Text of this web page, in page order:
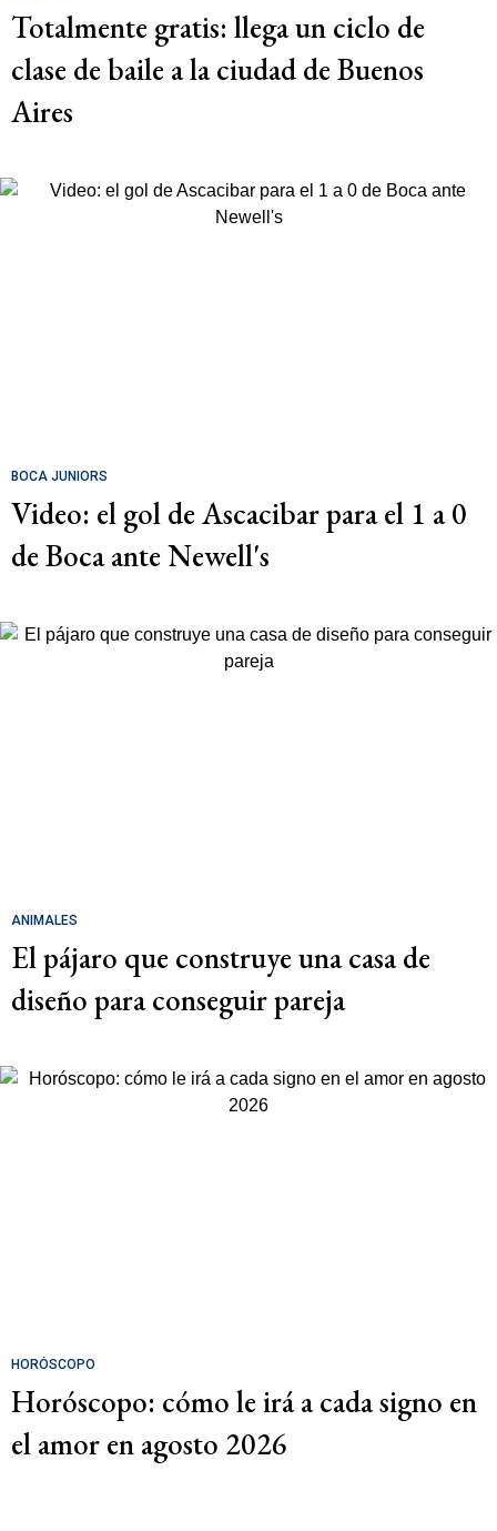
Totalmente gratis: llega un ciclo de
clase de baile a la ciudad de Buenos
Aires
BOCA JUNIORS
Video: el gol de Ascacibar para el 1 a 0
de Boca ante Newell's
ANIMALES
El pájaro que construye una casa de
diseño para conseguir pareja
HORÓSCOPO
Horóscopo: cómo le irá a cada signo en
el amor en agosto 2026